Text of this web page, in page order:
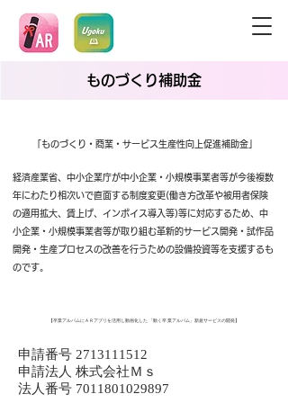
ものづくり補助金
「ものづくり・商業・サービス生産性向上促進補助金」
経済産業省、中小企業庁が中小企業・小規模事業者等が今後複数
年にわたり相次いで直面する制度変更(働き方改革や被用者保険
の適用拡大、賃上げ、インボイス導入等)等に対応するため、中
小企業・小規模事業者等が取り組む革新的サービス開発・試作品
開発・生産プロセスの改善を行うための設備投資等を支援するも
のです。
【卒業アルバムにＡＲアプリを活用し動画化した 「動く卒 業アルバム」新規サービスの開発】
申請番号 2713111512
申請法人 株式会社Ｍｓ
法人番号 7011801029897